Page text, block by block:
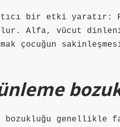
bir etki yaratır:
olur. Alfa, vücut
çocuğun
bozukluğu genellikle